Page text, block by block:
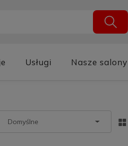
Usługi Nasze salony